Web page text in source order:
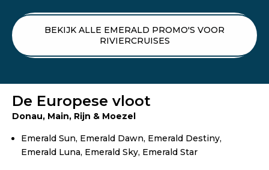
BEKIJK ALLE EMERALD PROMO'S VOOR
RIVIERCRUISES
De Europese vloot
Donau, Main, Rijn & Moezel
Emerald Sun, Emerald Dawn, Emerald Destiny,
Emerald Luna, Emerald Sky, Emerald Star